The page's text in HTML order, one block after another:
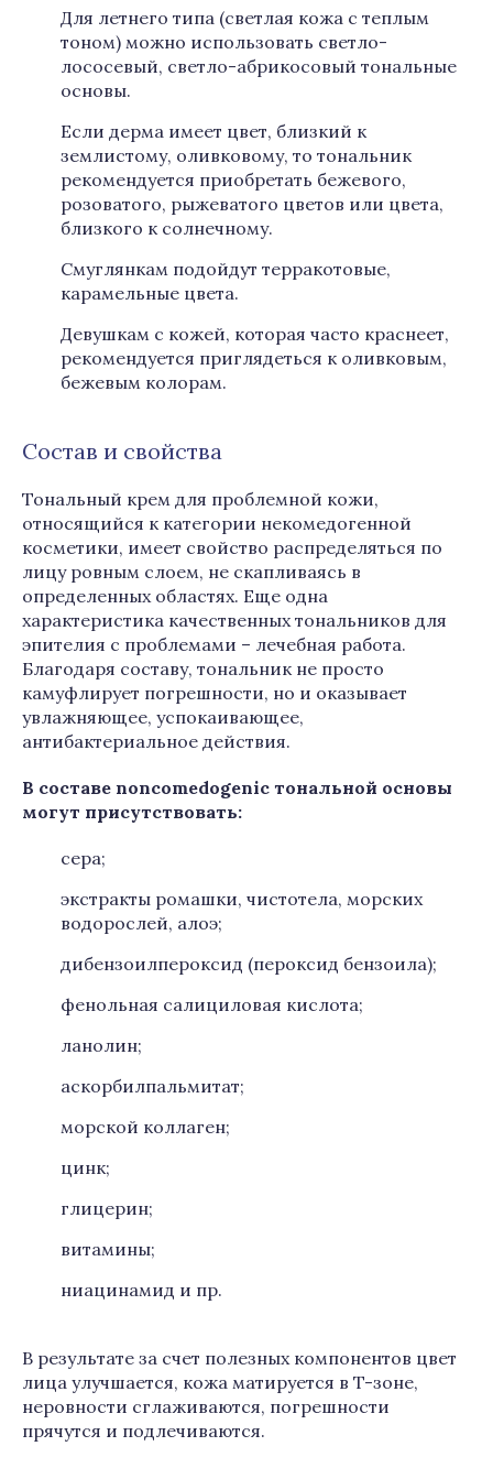
Для летнего типа (светлая кожа с теплым
тоном) можно использовать светло-
лососевый, светло-абрикосовый тональные
основы.
Если дерма имеет цвет, близкий к
землистому, оливковому, то тональник
рекомендуется приобретать бежевого,
розоватого, рыжеватого цветов или цвета,
близкого к солнечному.
Смуглянкам подойдут терракотовые,
карамельные цвета.
Девушкам с кожей, которая часто краснеет,
рекомендуется приглядеться к оливковым,
бежевым колорам.
Состав и свойства
Тональный крем для проблемной кожи,
относящийся к категории некомедогенной
косметики, имеет свойство распределяться по
лицу ровным слоем, не скапливаясь в
определенных областях. Еще одна
характеристика качественных тональников для
эпителия с проблемами – лечебная работа.
Благодаря составу, тональник не просто
камуфлирует погрешности, но и оказывает
увлажняющее, успокаивающее,
антибактериальное действия.
В составе noncomеdogenic тональной основы
могут присутствовать:
сера;
экстракты ромашки, чистотела, морских
водорослей, алоэ;
дибензоилпероксид (пероксид бензоила);
фенольная салициловая кислота;
ланолин;
аскорбилпальмитат;
морской коллаген;
цинк;
глицерин;
витамины;
ниацинамид и пр.
В результате за счет полезных компонентов цвет
лица улучшается, кожа матируется в T-зоне,
неровности сглаживаются, погрешности
прячутся и подлечиваются.